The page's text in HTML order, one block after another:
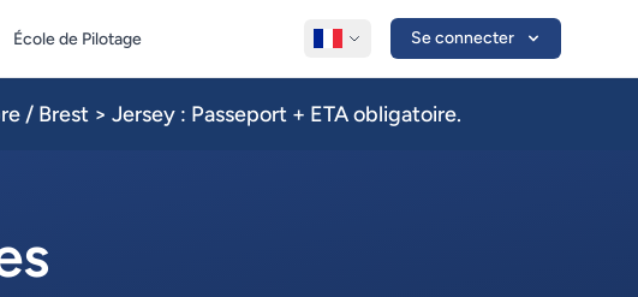
École de Pilotage Se connecter
/ Brest > Jersey : Passeport + ETA obligatoire.